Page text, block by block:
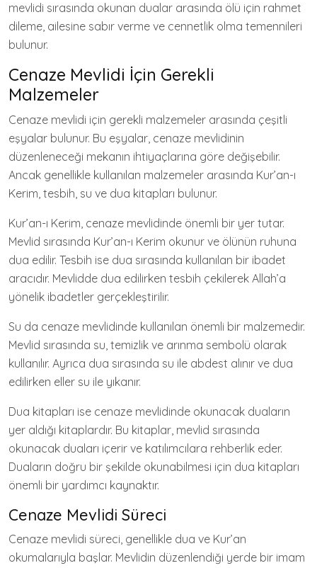
mevlidi sırasında okunan dualar arasında ölü için rahmet
dileme, ailesine sabır verme ve cennetlik olma temennileri
bulunur.
Cenaze Mevlidi İçin Gerekli
Malzemeler
Cenaze mevlidi için gerekli malzemeler arasında çeşitli
eşyalar bulunur. Bu eşyalar, cenaze mevlidinin
düzenleneceği mekanın ihtiyaçlarına göre değişebilir.
Ancak genellikle kullanılan malzemeler arasında Kur’an-ı
Kerim, tesbih, su ve dua kitapları bulunur.
Kur’an-ı Kerim, cenaze mevlidinde önemli bir yer tutar.
Mevlid sırasında Kur’an-ı Kerim okunur ve ölünün ruhuna
dua edilir. Tesbih ise dua sırasında kullanılan bir ibadet
aracıdır. Mevlidde dua edilirken tesbih çekilerek Allah’a
yönelik ibadetler gerçekleştirilir.
Su da cenaze mevlidinde kullanılan önemli bir malzemedir.
Mevlid sırasında su, temizlik ve arınma sembolü olarak
kullanılır. Ayrıca dua sırasında su ile abdest alınır ve dua
edilirken eller su ile yıkanır.
Dua kitapları ise cenaze mevlidinde okunacak duaların
yer aldığı kitaplardır. Bu kitaplar, mevlid sırasında
okunacak duaları içerir ve katılımcılara rehberlik eder.
Duaların doğru bir şekilde okunabilmesi için dua kitapları
önemli bir yardımcı kaynaktır.
Cenaze Mevlidi Süreci
Cenaze mevlidi süreci, genellikle dua ve Kur’an
okumalarıyla başlar. Mevlidin düzenlendiği yerde bir imam